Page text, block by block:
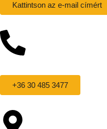
Kattintson az e-mail címért
+36 30 485 3477